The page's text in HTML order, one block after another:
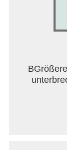
TEASER
Join us,
languages.
4 pics 1